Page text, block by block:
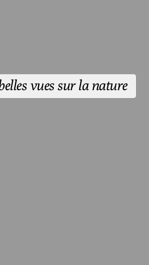
vues sur la nature